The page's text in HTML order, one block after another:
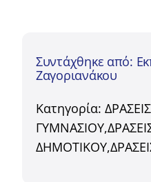
Συντάχθηκε από:
Ζαγοριανάκου
Κατηγορία: ΔΡΑΣΕΙΣ
ΓΥΜΝΑΣΙΟΥ,
ΔΗΜΟΤΙΚΟΥ,